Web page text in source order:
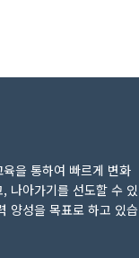
을 통하여 빠르게 변화
나아가기를 선도할 수 있
양성을 목표로 하고 있습